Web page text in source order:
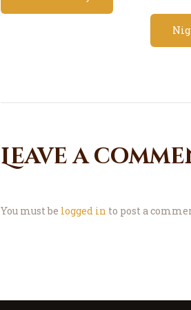
Leave a
You must be logged in to post a